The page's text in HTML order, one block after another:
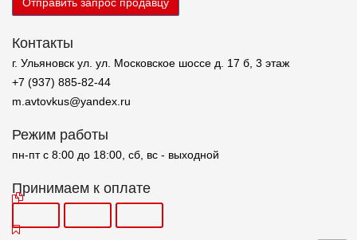
Контакты
г. Ульяновск ул. ул. Московское шоссе д. 17 б, 3 этаж
+7 (937) 885-82-44
m.avtovkus@yandex.ru
Режим работы
пн-пт с 8:00 до 18:00, сб, вс - выходной
Принимаем к оплате